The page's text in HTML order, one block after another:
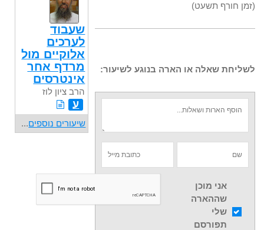
(זמן חורף תשעט)
לשליחת שאלה או הארה בנוגע לשיעור:
אני מוכן
שההארה
שלי
תפורסם
שעבוד
לערכים
אלוקיים מול
מרדף אחר
אינטרסים
הרב ציון לוז
ע
שיעורים נוספים...